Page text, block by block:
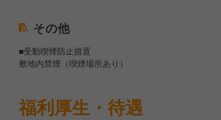
その他
■受動喫煙防止措置
敷地内禁煙（喫煙場所あり）
福利厚生・待遇